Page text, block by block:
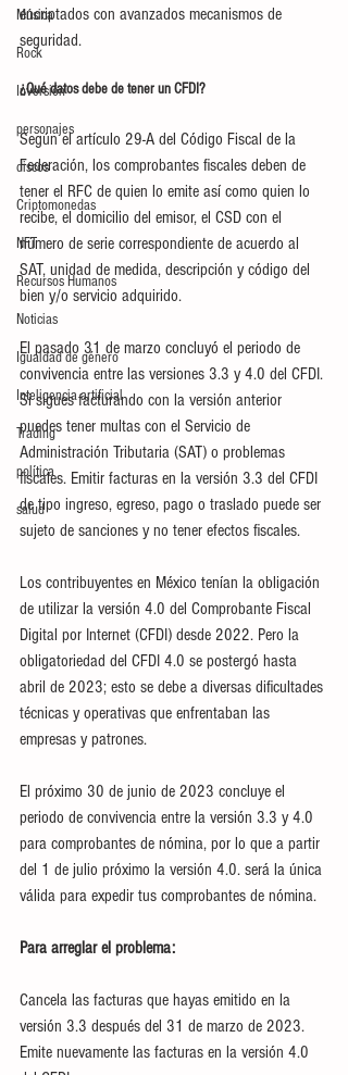
Música
Rock
Inversión
personajes
discos
Criptomonedas
NFT
Recursos Humanos
Noticias
Igualdad de género
Inteligencia artificial
Trading
política
salud
encriptados con avanzados mecanismos de
seguridad.
¿Qué datos debe de tener un CFDI?
Según el artículo 29-A del Código Fiscal de la
Federación, los comprobantes fiscales deben de
tener el RFC de quien lo emite así como quien lo
recibe, el domicilio del emisor, el CSD con el
número de serie correspondiente de acuerdo al
SAT, unidad de medida, descripción y código del
bien y/o servicio adquirido.
El pasado 31 de marzo concluyó el periodo de
convivencia entre las versiones 3.3 y 4.0 del CFDI.
Si sigues facturando con la versión anterior
puedes tener multas con el Servicio de
Administración Tributaria (SAT) o problemas
fiscales. Emitir facturas en la versión 3.3 del CFDI
de tipo ingreso, egreso, pago o traslado puede ser
sujeto de sanciones y no tener efectos fiscales.
Los contribuyentes en México tenían la obligación
de utilizar la versión 4.0 del Comprobante Fiscal
Digital por Internet (CFDI) desde 2022. Pero la
obligatoriedad del CFDI 4.0 se postergó hasta
abril de 2023; esto se debe a diversas dificultades
técnicas y operativas que enfrentaban las
empresas y patrones.
El próximo 30 de junio de 2023 concluye el
periodo de convivencia entre la versión 3.3 y 4.0
para comprobantes de nómina, por lo que a partir
del 1 de julio próximo la versión 4.0. será la única
válida para expedir tus comprobantes de nómina.
Para arreglar el problema:
Cancela las facturas que hayas emitido en la
versión 3.3 después del 31 de marzo de 2023.
Emite nuevamente las facturas en la versión 4.0